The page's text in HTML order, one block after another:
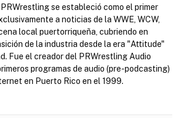
se estableció como el primer
a noticias de la WWE, WCW,
local puertorriqueña, cubriendo en
de la industria desde la era "Attitude"
Fue el creador del PRWrestling Audio
programas de audio (pre-podcasting)
en Puerto Rico en el 1999.